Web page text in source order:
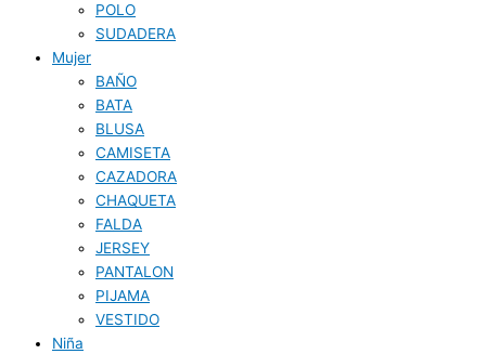
POLO
SUDADERA
Mujer
BAÑO
BATA
BLUSA
CAMISETA
CAZADORA
CHAQUETA
FALDA
JERSEY
PANTALON
PIJAMA
VESTIDO
Niña